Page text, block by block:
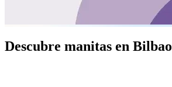
Descubre manitas en Bilbao